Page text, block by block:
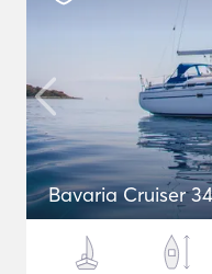
Bavaria Cruiser 34